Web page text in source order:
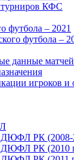
турниров КФС
футбола – 2021
футбола –
данные матчей
игроков
ДЮФЛ РК (2008-
ДЮФЛ РК (2010